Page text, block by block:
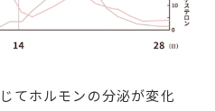
てホルモンの分泌が変化